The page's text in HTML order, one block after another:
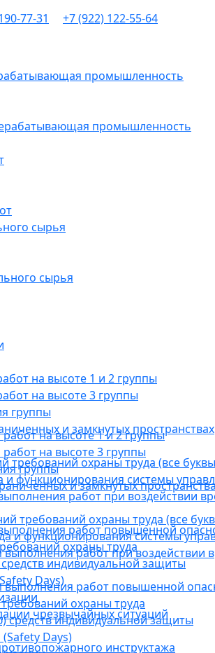
промышленность
сырья
на высоте 1 и 2 группы
на высоте 3 группы
группы
и замкнутых пространствах
требований охраны труда (все
функционирования системы
работ при воздействии
работ повышенной
охраны труда
индивидуальной защиты
Days)
чрезвычайных ситуаций
инструктажа
77-31 +7 (922) 122-55-64
промышленность
сырья
на высоте 1 и 2 группы
на высоте 3 группы
группы
и замкнутых
требований охраны труда (все
и функционирования системы
работ при воздействии
работ повышенной
охраны труда
индивидуальной защиты
Days)